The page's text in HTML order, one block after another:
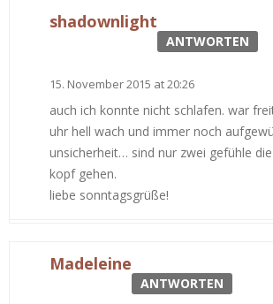
shadownlight
ANTWORTEN
15. November 2015 at 20:26
auch ich konnte nicht schlafen. war
uhr hell wach und immer noch
unsicherheit… sind nur zwei gefühle
kopf gehen.
liebe sonntagsgrüße!
Madeleine
ANTWORTEN